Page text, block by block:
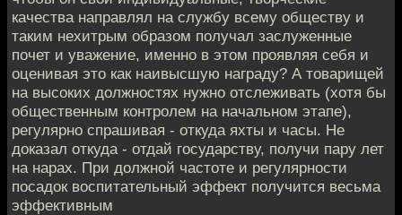
качества направлял на службу всему обществу и
таким нехитрым образом получал заслуженные
почет и уважение, именно в этом проявляя себя и
оценивая это как наивысшую награду? А товарищей
на высоких должностях нужно отслеживать (хотя бы
общественным контролем на начальном этапе),
регулярно спрашивая - откуда яхты и часы. Не
доказал откуда - отдай государству, получи пару лет
на нарах. При должной частоте и регулярности
посадок воспитательный эффект получится весьма
эффективным